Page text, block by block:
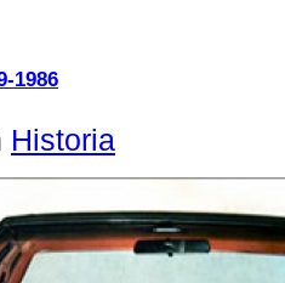
1986
Historia